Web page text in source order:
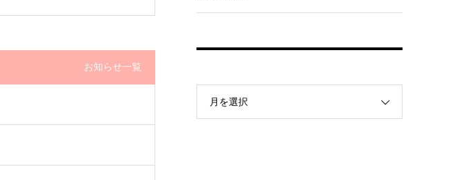
お知らせ一覧
月を選択